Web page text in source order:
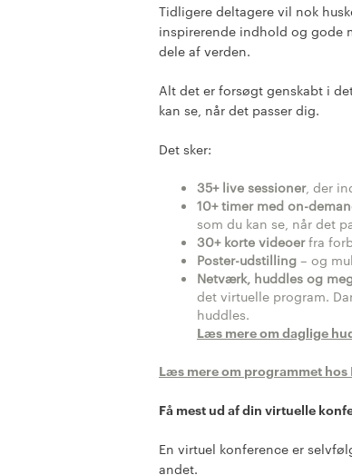
Tidligere deltagere vil nok
inspirerende indhold og gode
dele af verden.
Alt det er forsøgt genskabt i
kan se, når det passer dig.
Det sker:
35+ live sessioner, der
10+ timer med on-
som du kan se, når det
30+ korte videoerfra
Poster-udstilling – og
Netværk, huddles og
det virtuelle program.
huddles.
Læs mere om daglige
Læs mere om programmet hos
Få mest ud af din virtuelle
En virtuel konference er
andet.